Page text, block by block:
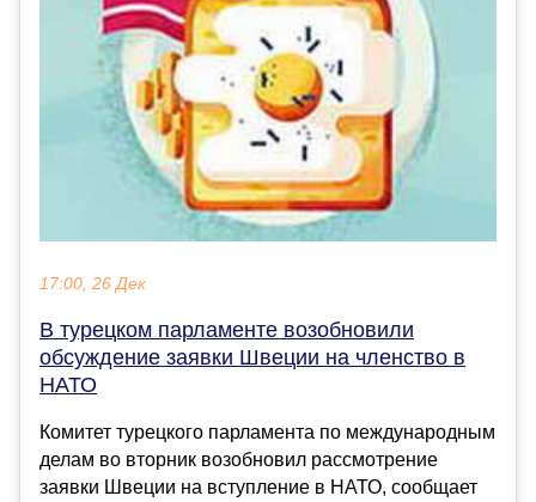
17:00, 26 Дек
В турецком парламенте возобновили
обсуждение заявки Швеции на членство в
НАТО
Комитет турецкого парламента по международным
делам во вторник возобновил рассмотрение
заявки Швеции на вступление в НАТО, сообщает